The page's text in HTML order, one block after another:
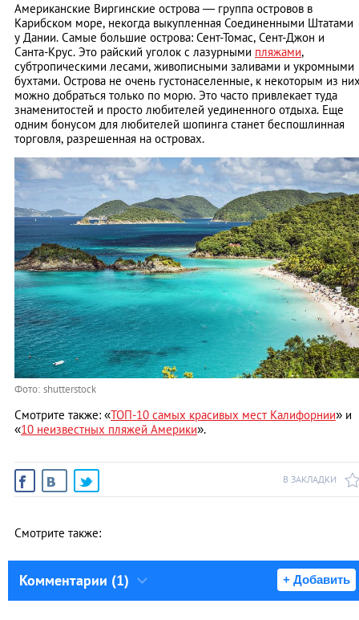
Американские Виргинские острова — группа островов в
Карибском море, некогда выкупленная Соединенными Штатами
у Дании. Самые большие острова: Сент-Томас, Сент-Джон и
Санта-Крус. Это райский уголок с лазурными пляжами,
субтропическими лесами, живописными заливами и укромными
бухтами. Острова не очень густонаселенные, к некоторым из
можно добраться только по морю. Это часто привлекает туда
знаменитостей и просто любителей уединенного отдыха. Еще
одним бонусом для любителей шопинга станет беспошлинная
торговля, разрешенная на островах.
Фото: shutterstock
Смотрите также: «ТОП-10 самых красивых мест Калифорнии» и
«10 неизвестных пляжей Америки».
В ЗАКЛАДКИ
Смотрите также:
Комментарии (1) + Добавить